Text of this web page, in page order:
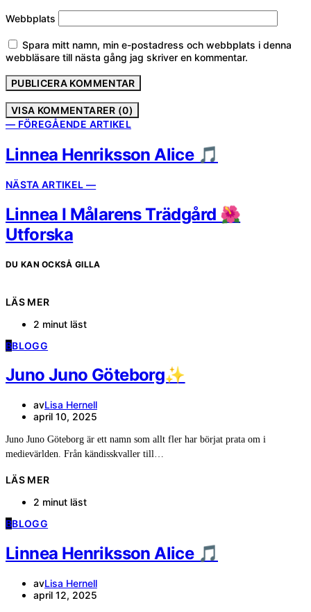
Webbplats
Spara mitt namn, min e-postadress och webbplats i denna
webbläsare till nästa gång jag skriver en kommentar.
VISA KOMMENTARER (0)
— FÖREGÅENDE ARTIKEL
Linnea Henriksson Alice 🎵
NÄSTA ARTIKEL —
Linnea I Målarens Trädgård 🌺
Utforska
DU KAN OCKSÅ GILLA
LÄS MER
2 minut läst
BBLOGG
Juno Juno Göteborg✨
avLisa Hernell
april 10, 2025
Juno Juno Göteborg är ett namn som allt fler har börjat prata om i
medievärlden. Från kändisskvaller till…
LÄS MER
2 minut läst
BBLOGG
Linnea Henriksson Alice 🎵
avLisa Hernell
april 12, 2025